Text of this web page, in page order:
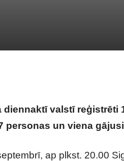
diennaktī valstī reģistrēti
personas un viena
ap plkst. 20.00